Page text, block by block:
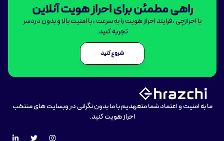
راهی مطمئن برای احراز هویت آنلاین
با احرازچی ،فرایند احراز هویت را به سرعت ، با امنیت بالا و بدون دردسر
تجربه کنید.
شروع کنید
ما به امنیت و اعتماد شما متعهدیم با ما بدون نگرانی در وبسایت های منتخب
احراز هویت کنید.